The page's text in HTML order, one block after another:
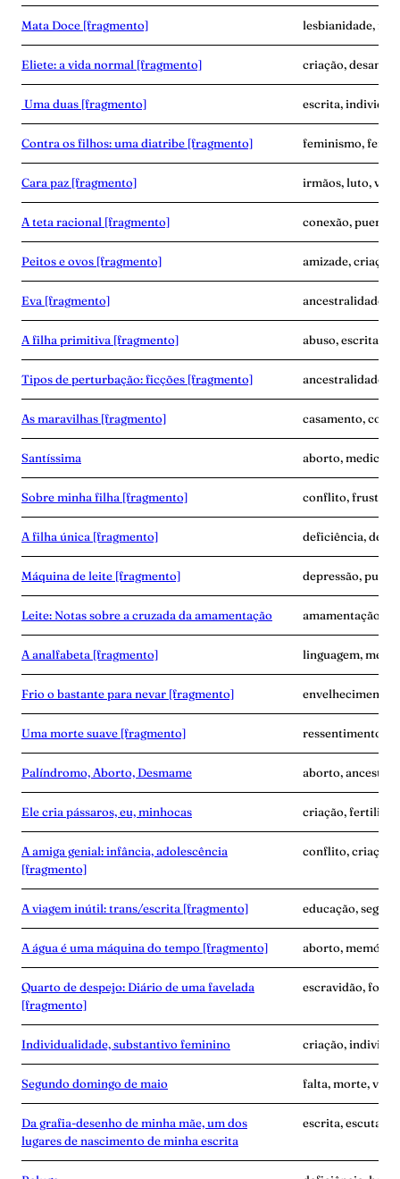
Mata Doce [fragmento] lesbianidade,
Eliete: a vida normal [fragmento] criação,
Uma duas [fragmento] escrita,
Contra os filhos: uma diatribe [fragmento] feminismo,
Cara paz [fragmento] irmãos, luto,
A teta racional [fragmento] conexão,
Peitos e ovos [fragmento] amizade,
Eva [fragmento] ancestralidade,
A filha primitiva [fragmento] abuso, escrita,
Tipos de perturbação: ficções [fragmento] ancestralidade,
As maravilhas [fragmento] casamento,
Santíssima aborto,
Sobre minha filha [fragmento] conflito,
A filha única [fragmento] deficiência,
Máquina de leite [fragmento] depressão,
Leite: Notas sobre a cruzada da amamentação amamentação,
A analfabeta [fragmento] linguagem,
Frio o bastante para nevar [fragmento] envelhecimento,
Uma morte suave [fragmento] ressentimento,
Palíndromo, Aborto, Desmame aborto,
Ele cria pássaros, eu, minhocas criação,
A amiga genial: infância, adolescência
[fragmento]
conflito, criação,
A viagem inútil: trans/escrita [fragmento] educação,
A água é uma máquina do tempo [fragmento] aborto,
Quarto de despejo: Diário de uma favelada
[fragmento]
escravidão,
Individualidade, substantivo feminino criação,
Segundo domingo de maio falta, morte,
Da grafia-desenho de minha mãe, um dos
lugares de nascimento de minha escrita
escrita, escuta,